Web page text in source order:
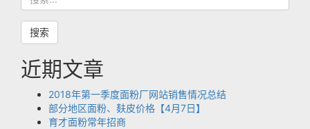
索
搜索
近期文章
2018年第一季度面粉厂网站销售情况总结
部分地区面粉、麸皮价格【4月7日】
育才面粉常年招商